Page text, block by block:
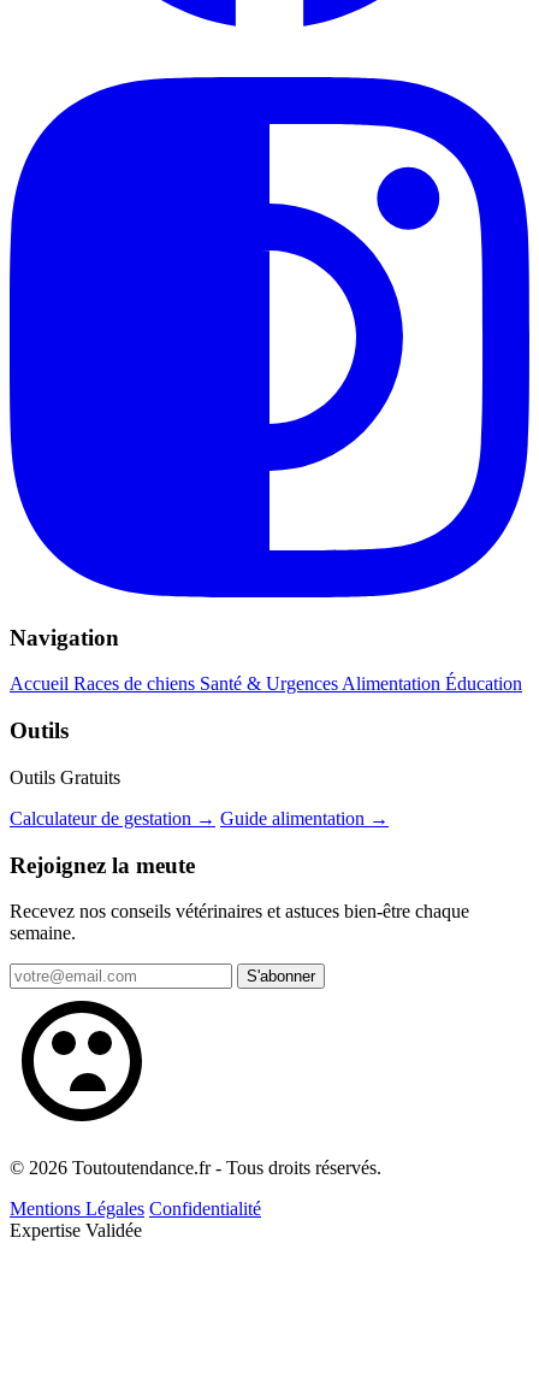
Navigation
Accueil Races de chiens Santé & UrgencesAlimentation Éducation
Outils
Outils Gratuits
Calculateur de gestation → Guide alimentation →
Rejoignez la meute
Recevez nos conseils vétérinaires et astuces bien-être chaque
semaine.
S'abonner
© 2026 Toutoutendance.fr - Tous droits réservés.
Mentions Légales Confidentialité
Expertise Validée